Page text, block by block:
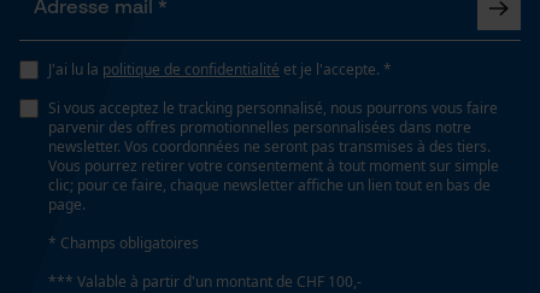
Non
Tension de chaîne sans outil
J'ai lu la politique de confidentialité et je l'accepte. *
Si vous acceptez le tracking personnalisé, nous pourrons vous faire
parvenir des offres promotionnelles personnalisées dans notre
newsletter. Vos coordonnées ne seront pas transmises à des tiers.
Vous pourrez retirer votre consentement à tout moment sur simple
clic; pour ce faire, chaque newsletter affiche un lien tout en bas de
page.
* Champs obligatoires
*** Valable à partir d'un montant de CHF 100,-
Econda Analytics
Mouseflow Web Analytics Tool
Fact-Finder Tracking
Cookies de performance et de